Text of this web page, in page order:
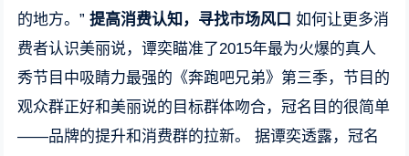
的地方。”提高消费认知，寻找市场风口 如何让更多消
费者认识美丽说，谭奕瞄准了2015年最为火爆的真人
秀节目中吸睛力最强的《奔跑吧兄弟》第三季，节目的
观众群正好和美丽说的目标群体吻合，冠名目的很简单
——品牌的提升和消费群的拉新。 据谭奕透露，冠名